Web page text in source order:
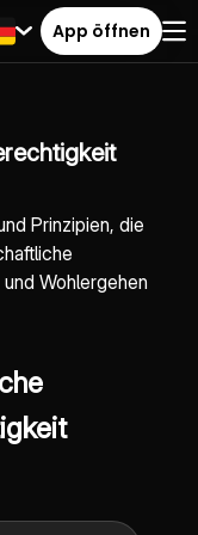
App öffnen
Prinzipien, die
Wohlergehen